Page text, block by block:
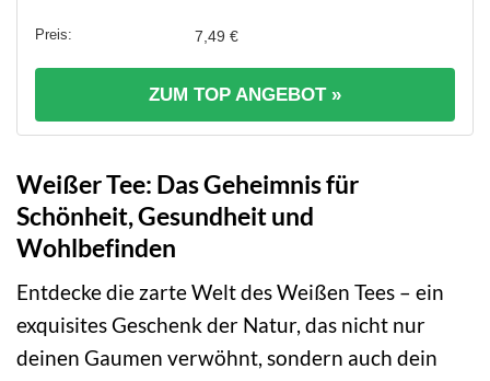
7,49 €
ZUM TOP ANGEBOT »
Weißer Tee: Das Geheimnis für
Schönheit, Gesundheit und
Wohlbefinden
Entdecke die zarte Welt des Weißen Tees – ein
exquisites Geschenk der Natur, das nicht nur
deinen Gaumen verwöhnt, sondern auch dein